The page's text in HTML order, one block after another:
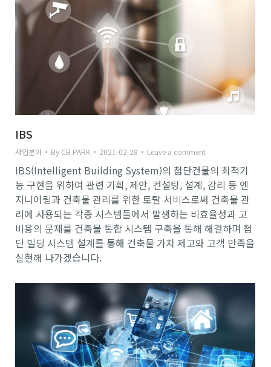
IBS
사업분야 By CB PARK 2021-02-28 Leave a comment
IBS(Intelligent Building System)의 첨단건물의 최적기
능 구현을 위하여 관련 기획, 제안, 컨설팅, 설계, 감리 등 엔
지니어링과 건축물 관리를 위한 토탈 서비스로써 건축물 관
리에 사용되는 각종 시스템들에서 발생하는 비효율성과 고
비용의 문제를 건축물 통합 시스템 구축을 통해 해결하며 첨
단 빌딩 시스템 설계를 통해 건축물 가치 제고와 고객 만족을
실현해 나가겠습니다.